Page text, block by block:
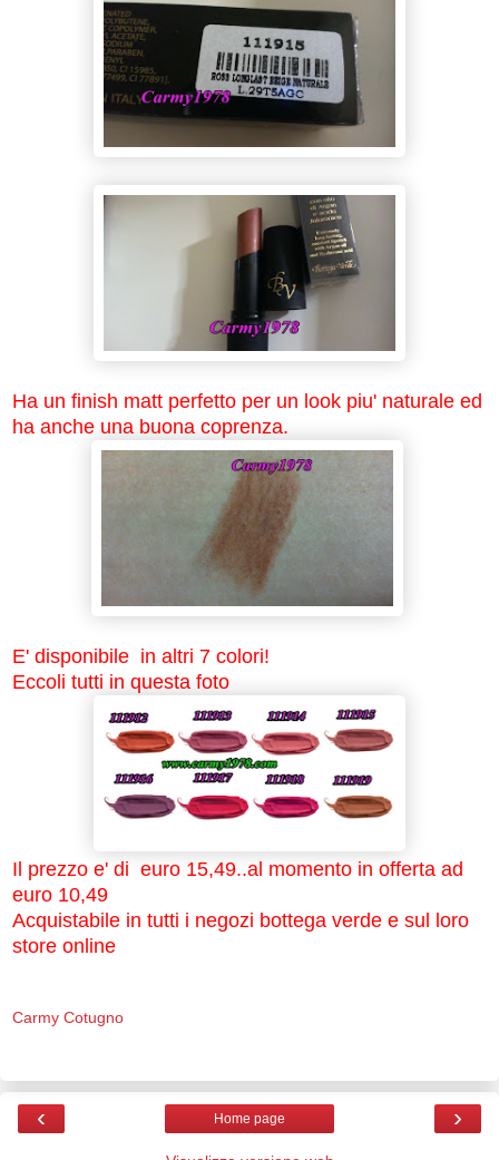
Ha un finish matt perfetto per un look piu' naturale ed
ha anche una buona coprenza.
E' disponibile in altri 7 colori!
Eccoli tutti in questa foto
Il prezzo e' di euro 15,49..al momento in offerta ad
euro 10,49
Acquistabile in tutti i negozi bottega verde e sul loro
store online
Carmy Cotugno
‹ ›
Home page